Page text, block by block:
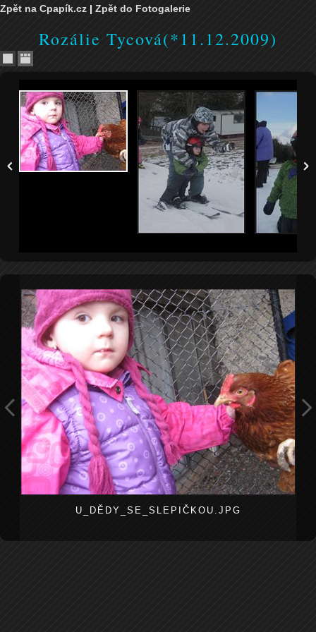
Zpět na Cpapík.cz | Zpět do Fotogalerie
Rozálie Tycová(*11.12.2009)
U_DĚDY_SE_SLEPIČKOU.JPG